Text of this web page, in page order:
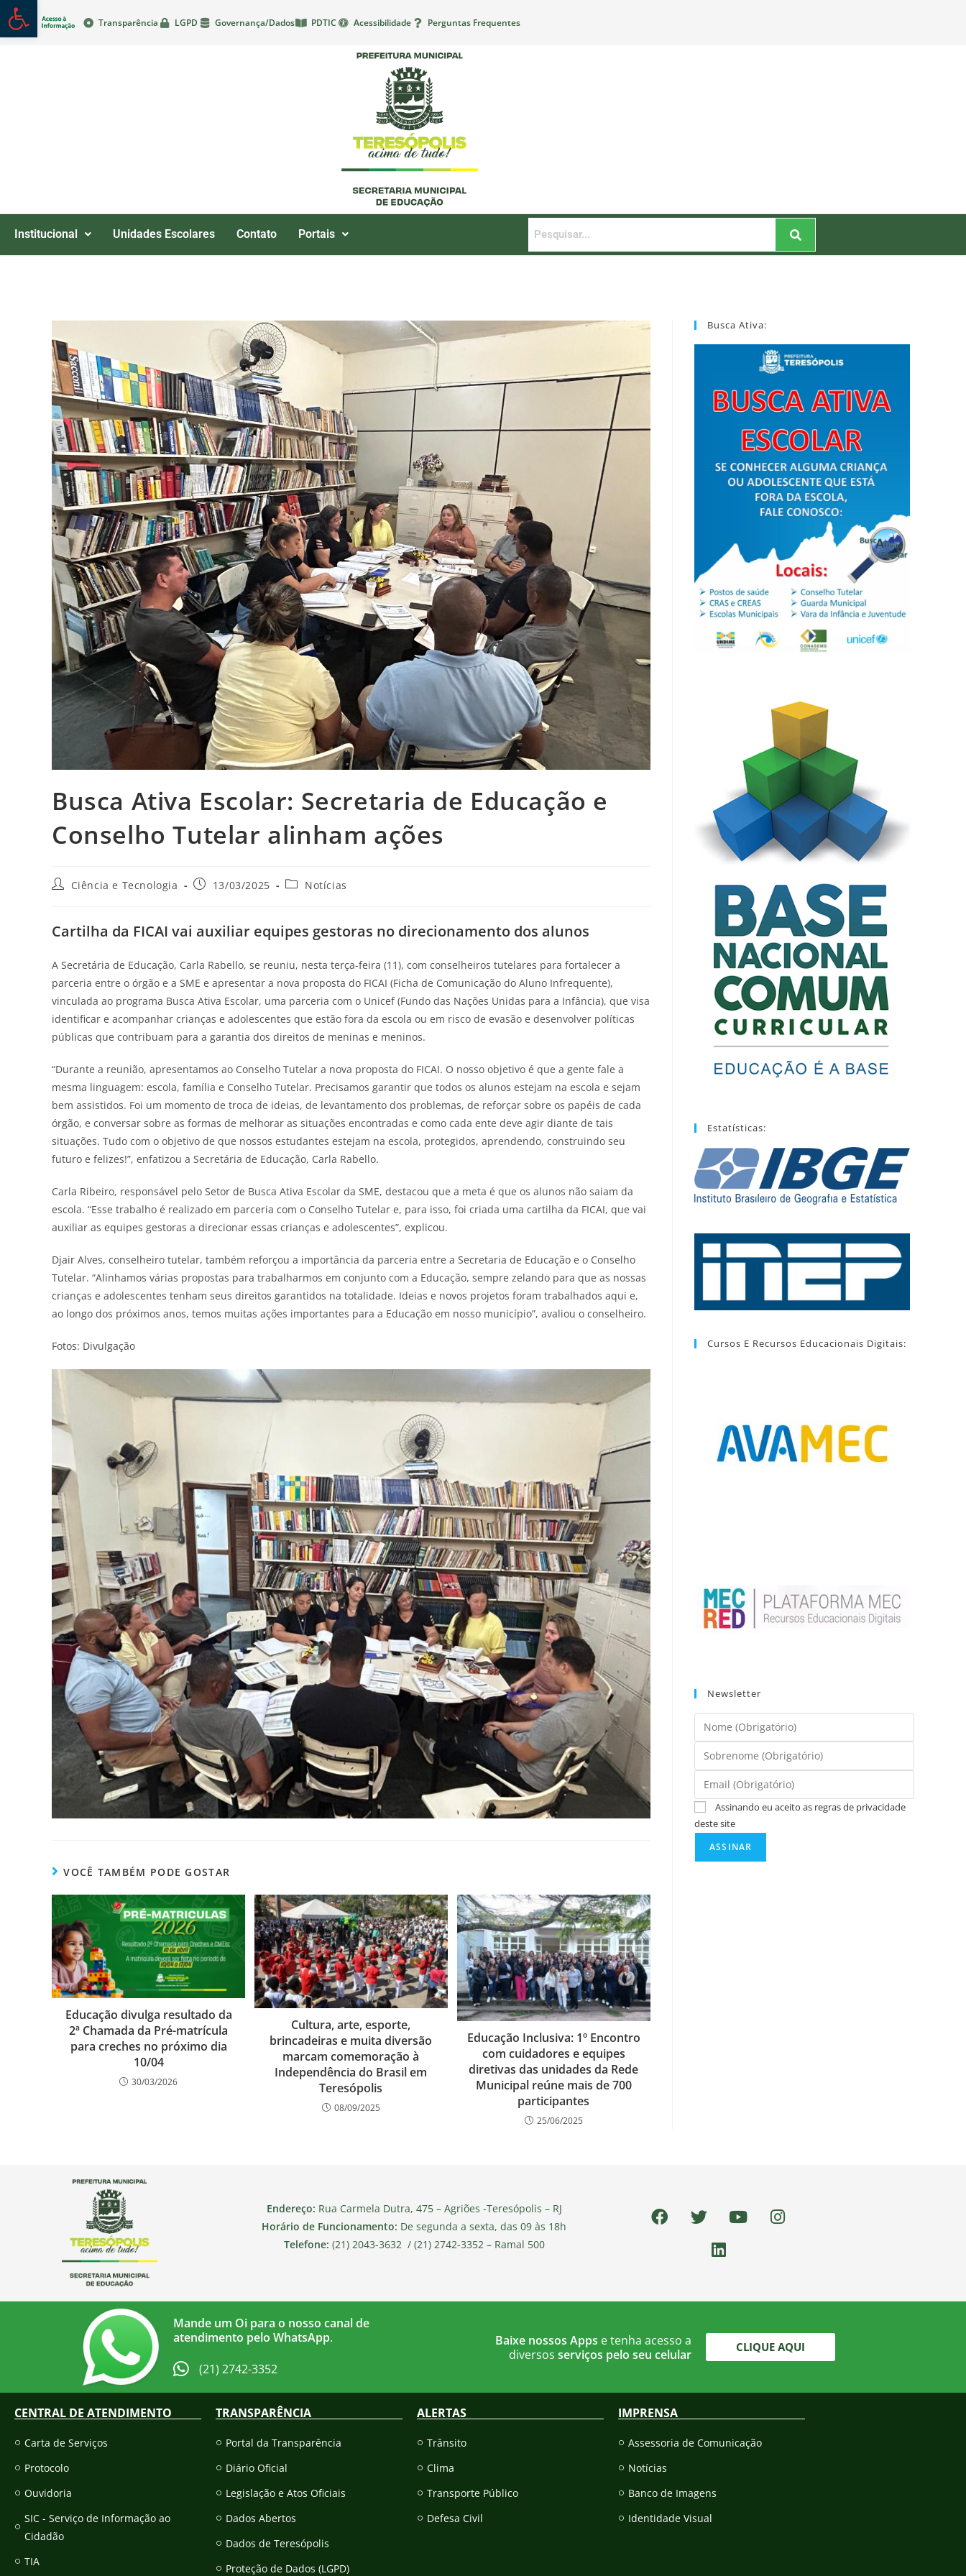
Transparência LGPD Governança/Dados PDTIC Acessibilidade Perguntas Frequentes
Institucional Unidades Escolares Contato Portais
Busca Ativa Escolar: Secretaria de Educação e
Conselho Tutelar alinham ações
Ciência e Tecnologia 13/03/2025 Notícias
Cartilha da FICAI vai auxiliar equipes gestoras no direcionamento dos alunos
A Secretária de Educação, Carla Rabello, se reuniu, nesta terça-feira (11), com conselheiros tutelares para fortalecer a
parceria entre o órgão e a SME e apresentar a nova proposta do FICAI (Ficha de Comunicação do Aluno Infrequente),
vinculada ao programa Busca Ativa Escolar, uma parceria com o Unicef (Fundo das Nações Unidas para a Infância), que visa
identificar e acompanhar crianças e adolescentes que estão fora da escola ou em risco de evasão e desenvolver políticas
públicas que contribuam para a garantia dos direitos de meninas e meninos.
“Durante a reunião, apresentamos ao Conselho Tutelar a nova proposta do FICAI. O nosso objetivo é que a gente fale a
mesma linguagem: escola, família e Conselho Tutelar. Precisamos garantir que todos os alunos estejam na escola e sejam
bem assistidos. Foi um momento de troca de ideias, de levantamento dos problemas, de reforçar sobre os papéis de cada
órgão, e conversar sobre as formas de melhorar as situações encontradas e como cada ente deve agir diante de tais
situações. Tudo com o objetivo de que nossos estudantes estejam na escola, protegidos, aprendendo, construindo seu
futuro e felizes!”, enfatizou a Secretária de Educação, Carla Rabello.
Carla Ribeiro, responsável pelo Setor de Busca Ativa Escolar da SME, destacou que a meta é que os alunos não saiam da
escola. “Esse trabalho é realizado em parceria com o Conselho Tutelar e, para isso, foi criada uma cartilha da FICAI, que vai
auxiliar as equipes gestoras a direcionar essas crianças e adolescentes”, explicou.
Djair Alves, conselheiro tutelar, também reforçou a importância da parceria entre a Secretaria de Educação e o Conselho
Tutelar. “Alinhamos várias propostas para trabalharmos em conjunto com a Educação, sempre zelando para que as nossas
crianças e adolescentes tenham seus direitos garantidos na totalidade. Ideias e novos projetos foram trabalhados aqui e,
ao longo dos próximos anos, temos muitas ações importantes para a Educação em nosso município”, avaliou o conselheiro.
Fotos: Divulgação
VOCÊ TAMBÉM PODE GOSTAR
Educação divulga resultado da
2ª Chamada da Pré-matrícula
para creches no próximo dia
10/04
30/03/2026
Cultura, arte, esporte,
brincadeiras e muita diversão
marcam comemoração à
Independência do Brasil em
Teresópolis
08/09/2025
Educação Inclusiva: 1º Encontro
com cuidadores e equipes
diretivas das unidades da Rede
Municipal reúne mais de 700
participantes
25/06/2025
Busca Ativa:
Estatísticas:
Cursos E Recursos Educacionais Digitais:
Newsletter
Assinando eu aceito as regras de privacidade
deste site
Endereço: Rua Carmela Dutra, 475 – Agriões -Teresópolis – RJ
Horário de Funcionamento: De segunda a sexta, das 09 às 18h
Telefone: (21) 2043-3632 / (21) 2742-3352 – Ramal 500
Mande um Oi para o nosso canal de
atendimento pelo WhatsApp.
(21) 2742-3352​
Baixe nossos Apps e tenha acesso a
diversos serviços pelo seu celular CLIQUE AQUI
CENTRAL DE ATENDIMENTO
Carta de Serviços
Protocolo
Ouvidoria
SIC - Serviço de Informação ao
Cidadão
TIA
TRANSPARÊNCIA
Portal da Transparência
Diário Oficial
Legislação e Atos Oficiais
Dados Abertos
Dados de Teresópolis
Proteção de Dados (LGPD)
ALERTAS
Trânsito
Clima
Transporte Público
Defesa Civil
IMPRENSA
Assessoria de Comunicação
Notícias
Banco de Imagens
Identidade Visual